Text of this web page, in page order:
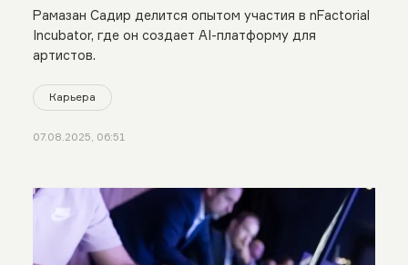
Рамазан Садир делится опытом участия в nFactorial
Incubator, где он создает AI-платформу для
артистов.
Карьера
07.08.2025, 06:51